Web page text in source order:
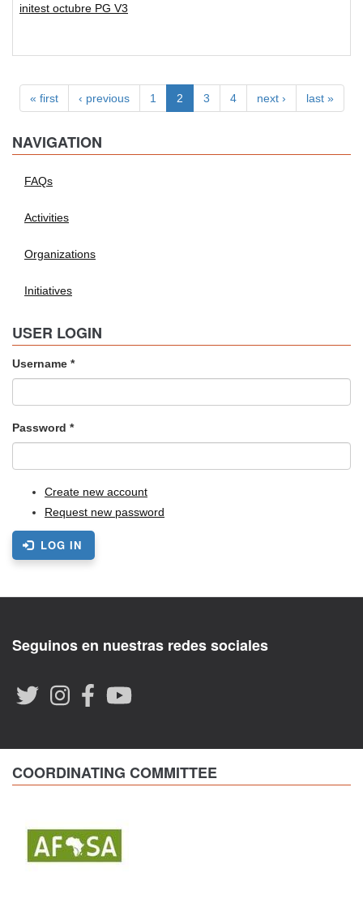
initest octubre PG V3
« first ‹ previous 1 2 3 4 next › last »
NAVIGATION
FAQs
Activities
Organizations
Initiatives
USER LOGIN
Username *
Password *
Create new account
Request new password
LOG IN
Seguinos en nuestras redes sociales
COORDINATING COMMITTEE